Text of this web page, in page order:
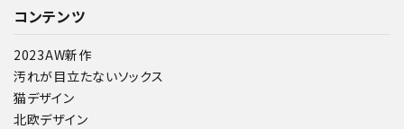
コンテンツ
2023AW新作
汚れが目立たないソックス
猫デザイン
北欧デザイン